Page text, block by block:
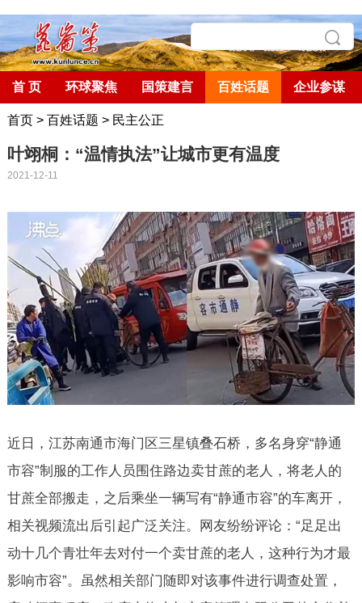
首 页 环球聚焦 国策建言 百姓话题 企业参谋
首页> 百姓话题 > 民主公正
叶翊桐：“温情执法”让城市更有温度
2021-12-11
近日，江苏南通市海门区三星镇叠石桥，多名身穿“静通
市容”制服的工作人员围住路边卖甘蔗的老人，将老人的
甘蔗全部搬走，之后乘坐一辆写有“静通市容”的车离开，
相关视频流出后引起广泛关注。网友纷纷评论：“足足出
动十几个青壮年去对付一个卖甘蔗的老人，这种行为才最
影响市容”。虽然相关部门随即对该事件进行调查处置，